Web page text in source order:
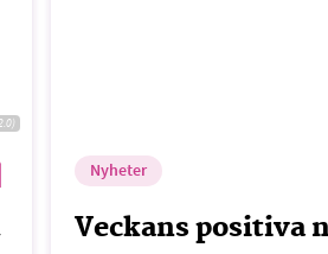
Nyheter
Veckans positiva